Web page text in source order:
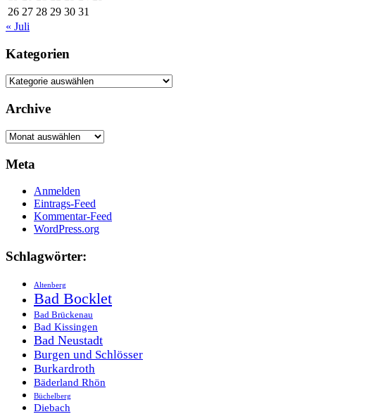
26 27 28 29 30 31
« Juli
Kategorien
Kategorien
Archive
Archive
Meta
Anmelden
Eintrags-Feed
Kommentar-Feed
WordPress.org
Schlagwörter:
Altenberg
Bad Bocklet
Bad Brückenau
Bad Kissingen
Bad Neustadt
Burgen und Schlösser
Burkardroth
Bäderland Rhön
Büchelberg
Diebach